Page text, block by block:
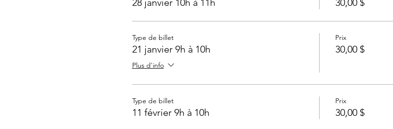
28 janvier 10h à 11h 30,00 $
Type de billet
21 janvier 9h à 10h
Plus d'info
Prix
30,00 $
Type de billet
11 février 9h à 10h
Prix
30,00 $